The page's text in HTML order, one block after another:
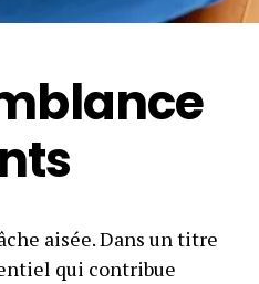
aisée. Dans un titre
qui contribue